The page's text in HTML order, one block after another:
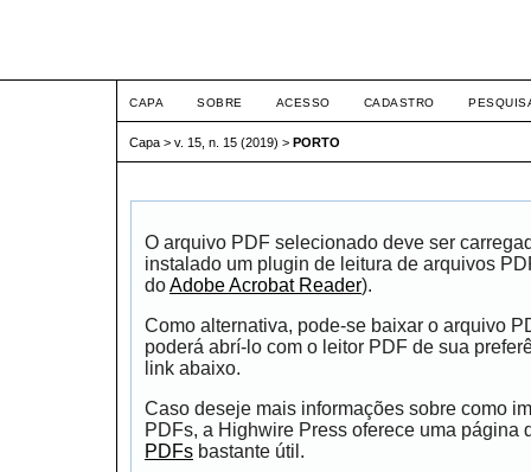
CAPA SOBRE ACESSO CADASTRO
Capa > v. 15, n. 15 (2019) > PORTO
O arquivo PDF selecionado deve ser
instalado um plugin de leitura de arquivos
doAdobe Acrobat Reader).
Como alternativa, pode-se baixar o arquivo
poderá abrí-lo com o leitor PDF de sua
link abaixo.
Caso deseje mais informações sobre como
PDFs, a Highwire Press oferece uma página
PDFs bastante útil.